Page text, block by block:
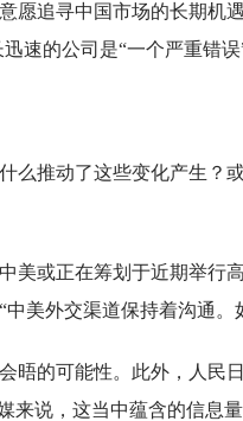
愿追寻中国市场的长期机
速的公司是“一个严重错
么推动了这些变化产生？
美或正在筹划于近期举行
美外交渠道保持着沟通
晤的可能性。此外，人民
说，这当中蕴含的信息量